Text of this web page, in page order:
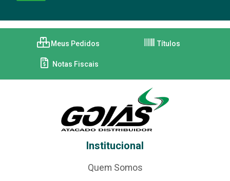
Meus Pedidos Títulos
Notas Fiscais
Institucional
Quem Somos